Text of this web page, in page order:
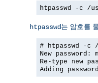
htpasswd -c /
htpasswd는 암호를
# htpasswd -c /
New password:
Re-type new
Adding